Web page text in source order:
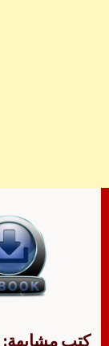
كتب مشابهة: